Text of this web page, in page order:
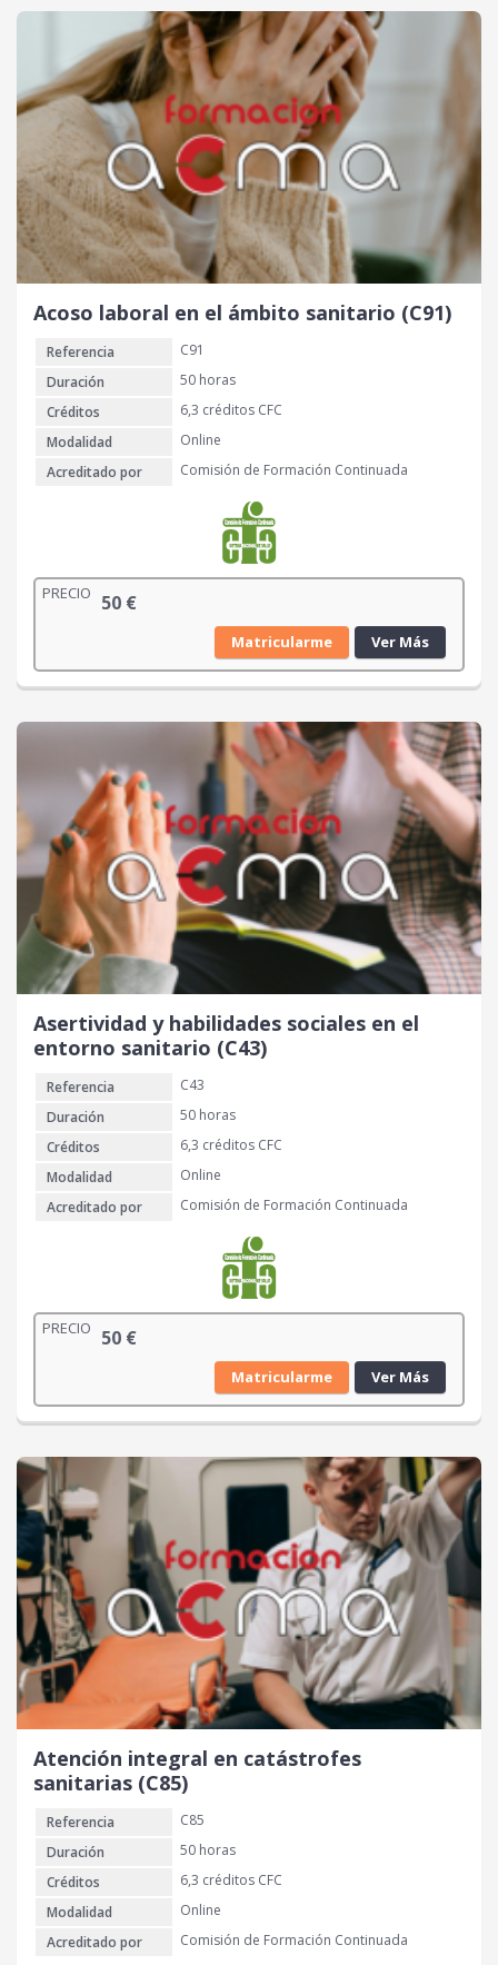
Acoso laboral en el ámbito sanitario (C91)
Referencia
C91
Duración
50 horas
Créditos
6,3 créditos CFC
Modalidad
Online
Acreditado por
Comisión de Formación Continuada
PRECIO 50 €
Matricularme Ver Más
Asertividad y habilidades sociales en el
entorno sanitario (C43)
Referencia
C43
Duración
50 horas
Créditos
6,3 créditos CFC
Modalidad
Online
Acreditado por
Comisión de Formación Continuada
PRECIO 50 €
Matricularme Ver Más
Atención integral en catástrofes
sanitarias (C85)
Referencia
C85
Duración
50 horas
Créditos
6,3 créditos CFC
Modalidad
Online
Acreditado por
Comisión de Formación Continuada